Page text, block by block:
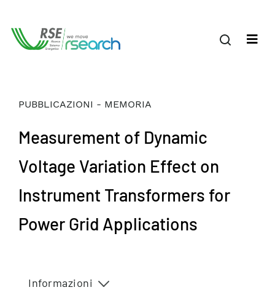
PUBBLICAZIONI - MEMORIA
Measurement of Dynamic
Voltage Variation Effect on
Instrument Transformers for
Power Grid Applications
Informazioni